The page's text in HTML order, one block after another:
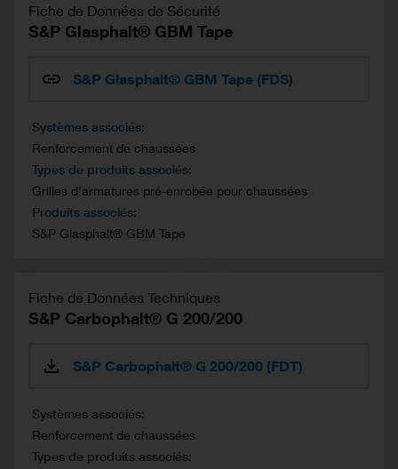
Fiche de Données de Sécurité
S&P Glasphalt® GBM Tape
S&P Glasphalt® GBM Tape (FDS)
Systèmes associés
Renforcement de chaussées
Types de produits associés
Grilles d'armatures pré-enrobée pour chaussées
Produits associés
S&P Glasphalt® GBM Tape
Fiche de Données Techniques
S&P Carbophalt® G 200/200
S&P Carbophalt® G 200/200 (FDT)
Systèmes associés
Renforcement de chaussées
Types de produits associés